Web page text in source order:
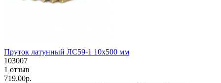
Пруток латунный ЛС59-1 10х500 мм
103007
1 отзыв
719.00р.